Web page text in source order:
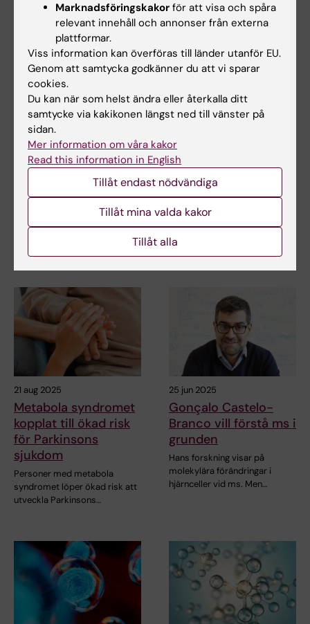
Relaterade artiklar
20 jan 2026
Luftföroreningar kan
öka risken för ALS
Långvarig exponering för
luftföroreningar kan kopplas till
Ny
hjärnavbildningstekni
k kan upptäcka tidig
frontallobsdemens
En internationell studie ledd av
Institutet visar…
21 aug 2025
Metabola syndromet
kopplat till ökad risk
för Parkinsons
sjukdom
Personer med metabola
syndromet löper ökad risk att
utveckla Parkinsons…
25 jun 2025
Gonçalo Castelo-
Branco vill förstå ms i
grunden
Hans forskning visar på
molekylära förändringar i
hjärnceller vid ms. Men…
Marknadsföringskakor för att visa och spåra
relevant innehåll och annonser från externa
plattformar.
Viss information kan överföras till länder utanför EU.
Genom att samtycka godkänner du att vi sparar
cookies.
Du kan när som helst ändra eller återkalla ditt
samtycke via kakikonen längst ned till vänster på
sidan.
Mer information om våra kakor
Read this information in English
Tillåt endast nödvändiga
Tillåt mina valda kakor
Tillåt alla